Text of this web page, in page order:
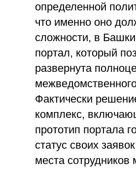
определенной
что именно оно
сложности, в
портал, который
развернута
Фактически
комплекс,
прототип портала
статус своих
места